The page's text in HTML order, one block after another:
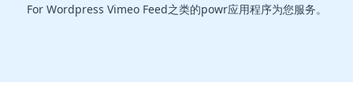
For Wordpress Vimeo Feed之类的powr应用程序为您服务。